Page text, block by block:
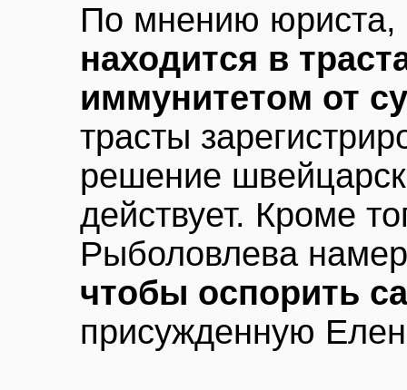
По мнению юриста,
находится в
иммунитетом от
трасты
решение
действует. Кроме
Рыболовлева
чтобы оспорить
присужденную